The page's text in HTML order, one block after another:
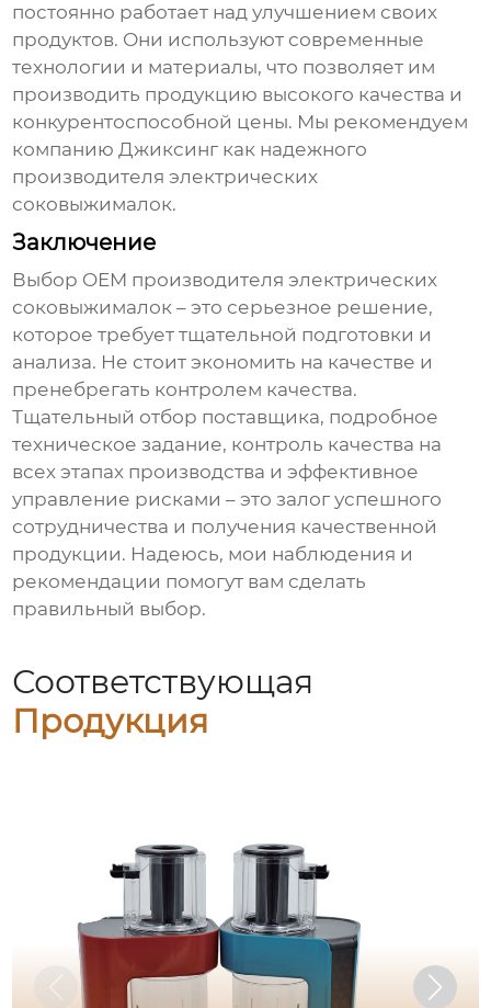
постоянно работает над улучшением своих
продуктов. Они используют современные
технологии и материалы, что позволяет им
производить продукцию высокого качества и
конкурентоспособной цены. Мы рекомендуем
компанию Джиксинг как надежного
производителя электрических
соковыжималок.
Заключение
Выбор OEM производителя электрических
соковыжималок – это серьезное решение,
которое требует тщательной подготовки и
анализа. Не стоит экономить на качестве и
пренебрегать контролем качества.
Тщательный отбор поставщика, подробное
техническое задание, контроль качества на
всех этапах производства и эффективное
управление рисками – это залог успешного
сотрудничества и получения качественной
продукции. Надеюсь, мои наблюдения и
рекомендации помогут вам сделать
правильный выбор.
Соответствующая
Продукция